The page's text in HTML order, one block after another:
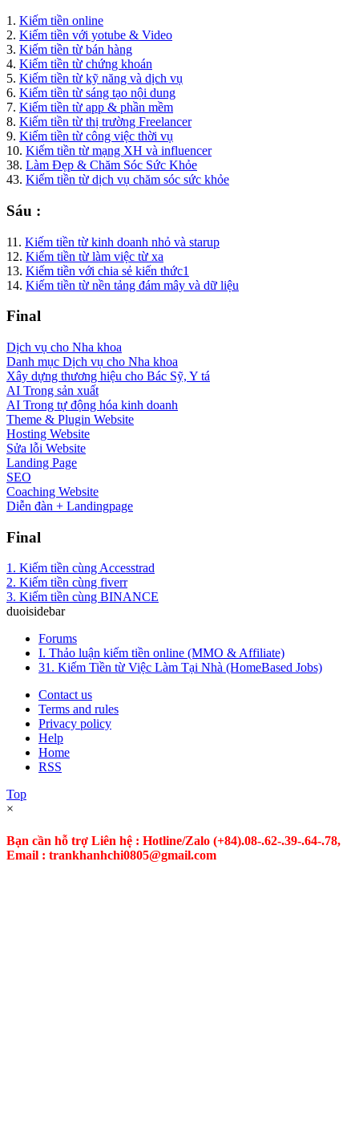
1. Kiếm tiền online
2. Kiếm tiền với yotube & Video
3. Kiếm tiền từ bán hàng
4. Kiếm tiền từ chứng khoán
5. Kiếm tiền từ kỹ năng và dịch vụ
6. Kiếm tiền từ sáng tạo nội dung
7. Kiếm tiền từ app & phần mềm
8. Kiếm tiền từ thị trường Freelancer
9. Kiếm tiền từ công việc thời vụ
10. Kiếm tiền từ mạng XH và influencer
38. Làm Đẹp & Chăm Sóc Sức Khỏe
43. Kiếm tiền từ dịch vụ chăm sóc sức khỏe
Sáu :
11. Kiếm tiền từ kinh doanh nhỏ và starup
12. Kiếm tiền từ làm việc từ xa
13. Kiếm tiền với chia sẻ kiến thức1
14. Kiếm tiền từ nền tảng đám mây và dữ liệu
Final
Dịch vụ cho Nha khoa
Danh mục Dịch vụ cho Nha khoa
Xây dựng thương hiệu cho Bác Sỹ, Y tá
AI Trong sản xuất
AI Trong tự động hóa kinh doanh
Theme & Plugin Website
Hosting Website
Sửa lỗi Website
Landing Page
SEO
Coaching Website
Diễn đàn + Landingpage
Final
1. Kiếm tiền cùng Accesstrad
2. Kiếm tiền cùng fiverr
3. Kiếm tiền cùng BINANCE
duoisidebar
Forums
I. Thảo luận kiếm tiền online (MMO & Affiliate)
31. Kiếm Tiền từ Việc Làm Tại Nhà (HomeBased Jobs)
Contact us
Terms and rules
Privacy policy
Help
Home
RSS
Top
×
Bạn cần hỗ trợ Liên hệ : Hotline/Zalo (+84).08-.62-.39-.64-.78,
Email : trankhanhchi0805@gmail.com